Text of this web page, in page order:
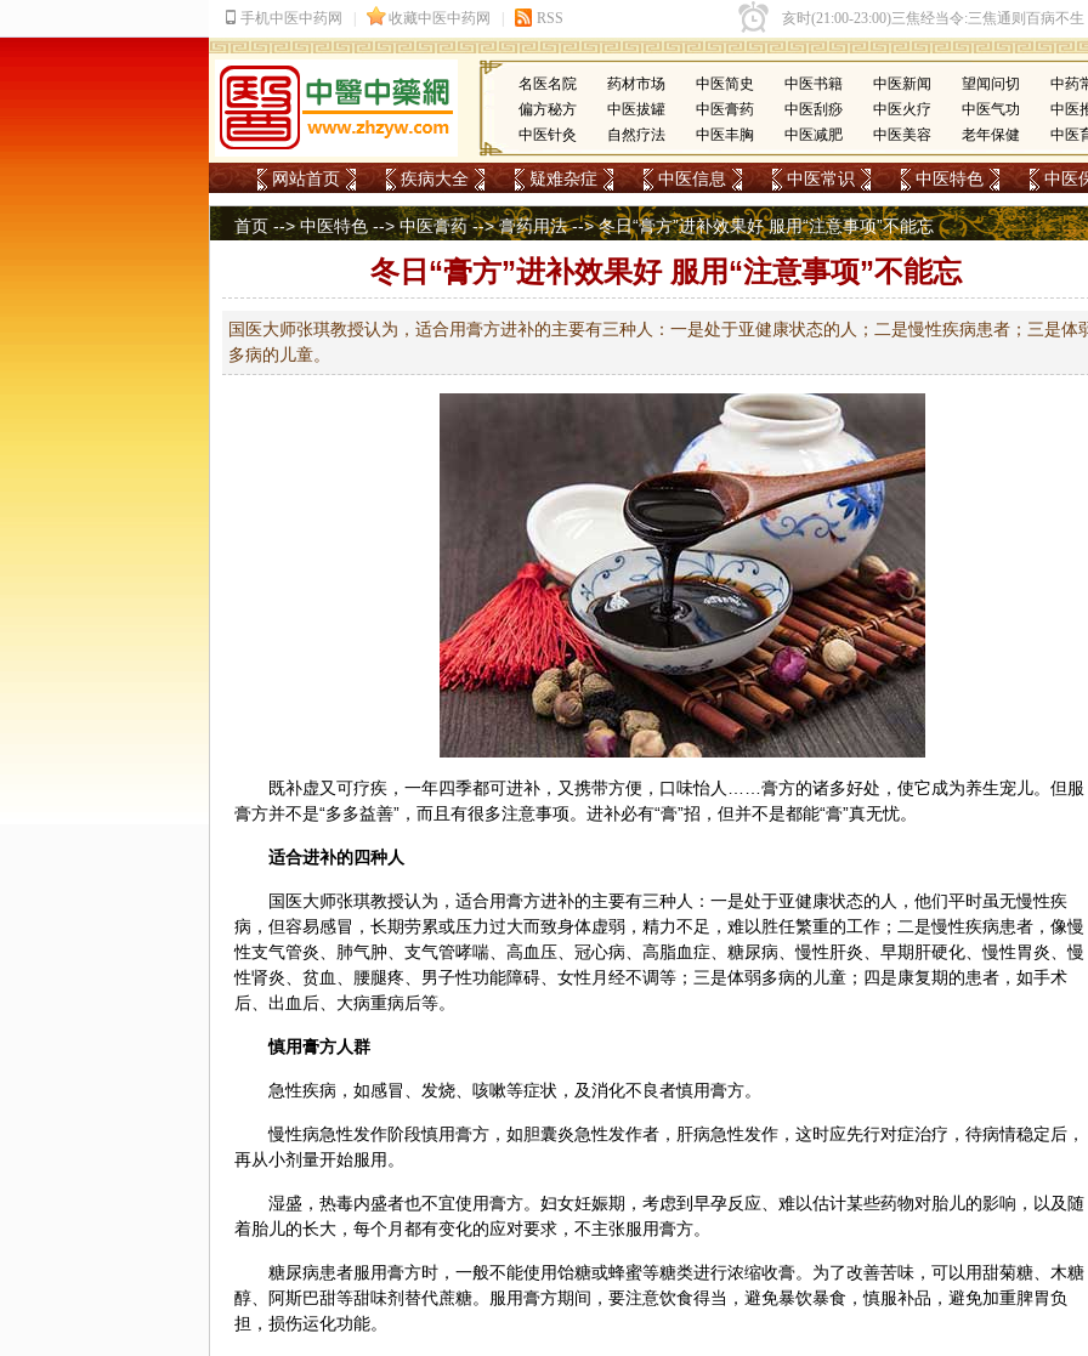
名医名院 药材市场 中医简史 中医书籍 中医新闻 望闻问切
中药
偏方秘方
中医拔罐 中医膏药 中医刮痧 中医火疗 中医气功
中医
中医针灸
自然疗法 中医丰胸 中医减肥 中医美容 老年保健 中医
网站首页 疾病大全 疑难杂症 中医信息 中医常识 中医特色 中医
首页 -->中医特色 -->中医膏药-->膏药用法--> 冬日“膏方”进补效果好 服用“注意事项”不能忘
冬日“膏方”进补效果好 服用“注意事项”不能忘
国医大师张琪教授认为，适合用膏方进补的主要有三种人：一是处于亚健康状态的人；二是慢性疾病患者；三是体
多病的儿童。
既补虚又可疗疾，一年四季都可进补，又携带方便，口味怡人……膏方的诸多好处，使它成为养生宠儿。但服
膏方并不是“多多益善”，而且有很多注意事项。进补必有“膏”招，但并不是都能“膏”真无忧。
适合进补的四种人
国医大师张琪教授认为，适合用膏方进补的主要有三种人：一是处于亚健康状态的人，他们平时虽无慢性疾
病，但容易感冒，长期劳累或压力过大而致身体虚弱，精力不足，难以胜任繁重的工作；二是慢性疾病患者，像慢
性支气管炎、肺气肿、支气管哮喘、高血压、冠心病、高脂血症、糖尿病、慢性肝炎、早期肝硬化、慢性胃炎、慢
性肾炎、贫血、腰腿疼、男子性功能障碍、女性月经不调等；三是体弱多病的儿童；四是康复期的患者，如手术
后、出血后、大病重病后等。
慎用膏方人群
急性疾病，如感冒、发烧、咳嗽等症状，及消化不良者慎用膏方。
慢性病急性发作阶段慎用膏方，如胆囊炎急性发作者，肝病急性发作，这时应先行对症治疗，待病情稳定后，
再从小剂量开始服用。
湿盛，热毒内盛者也不宜使用膏方。妇女妊娠期，考虑到早孕反应、难以估计某些药物对胎儿的影响，以及随
着胎儿的长大，每个月都有变化的应对要求，不主张服用膏方。
糖尿病患者服用膏方时，一般不能使用饴糖或蜂蜜等糖类进行浓缩收膏。为了改善苦味，可以用甜菊糖、木糖
醇、阿斯巴甜等甜味剂替代蔗糖。服用膏方期间，要注意饮食得当，避免暴饮暴食，慎服补品，避免加重脾胃负
担，损伤运化功能。